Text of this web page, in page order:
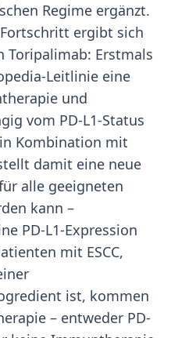
Regime ergänzt.
ergibt sich
Toripalimab: Erstmals
Leitlinie eine
und
vom PD-L1-Status
Kombination mit
damit eine neue
alle geeigneten
kann –
PD-L1-Expression
mit ESCC,
ist, kommen
– entweder PD-